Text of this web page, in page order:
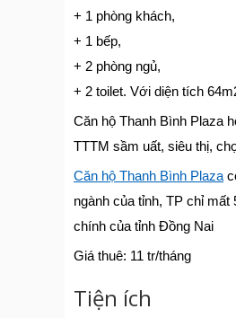
+ 1 phòng khách,
+ 1 bếp,
+ 2 phòng ngủ,
+ 2 toilet. Với diện tích
Căn hộ Thanh Bình Plaza
TTTM sầm uất, siêu thị,
Căn hộ Thanh Bình Plaza
ngành của tỉnh, TP chỉ
chính của tỉnh Đồng Nai
Giá thuê: 11 tr/tháng
Tiện ích